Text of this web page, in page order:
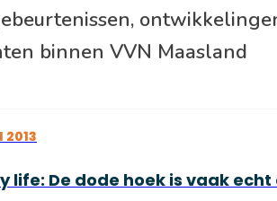
binnen VVN Maasland
2013
life: De dode hoek is vaak